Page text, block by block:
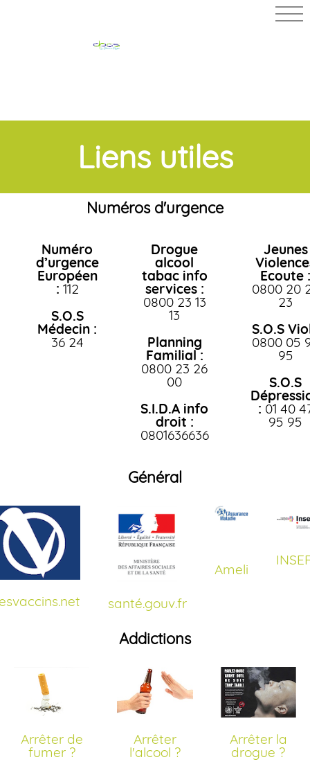
Liens utiles
Numéros d'urgence
Numéro
d’urgence
Européen
: 112
S.O.S
Médecin :
36 24
Drogue
alcool
tabac info
services :
0800 23 13
13
Planning
Familial :
0800 23 26
00
S.I.D.A info
droit :
0801636636
Jeunes
Ecoute :
0800 20
23
S.O.S
0800 05
95
S.O.S
: 01 40
95 95
Général
santé.gouv.fr
Ameli
Addictions
Arrêter de
fumer ?
Arrêter
l'alcool ?
Arrêter la
drogue ?